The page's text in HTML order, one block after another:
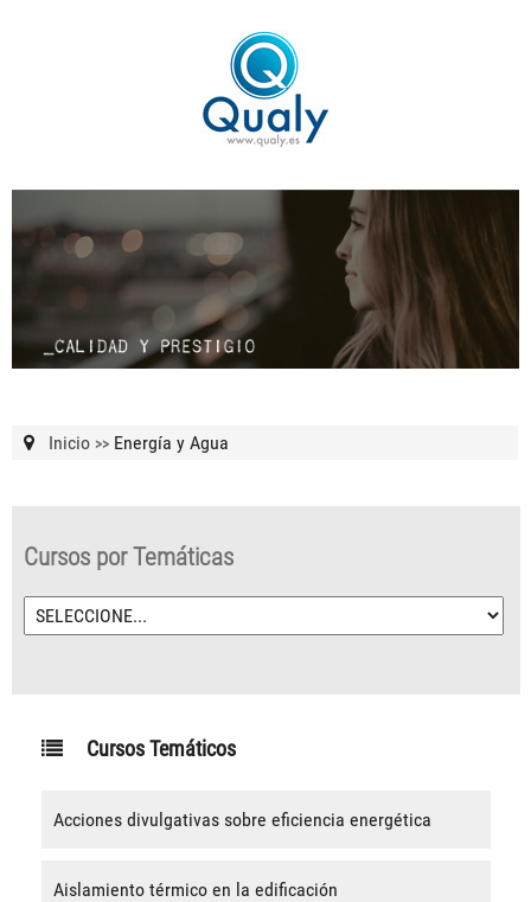
Inicio >> Energía y Agua
Cursos por Temáticas
Cursos Temáticos
Acciones divulgativas sobre eficiencia energética
Aislamiento térmico en la edificación